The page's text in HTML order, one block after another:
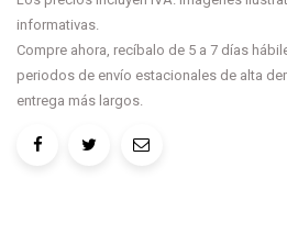
informativas.
Compre ahora, recíbalo de 5 a 7 días
periodos de envío estacionales de alta
entrega más largos.